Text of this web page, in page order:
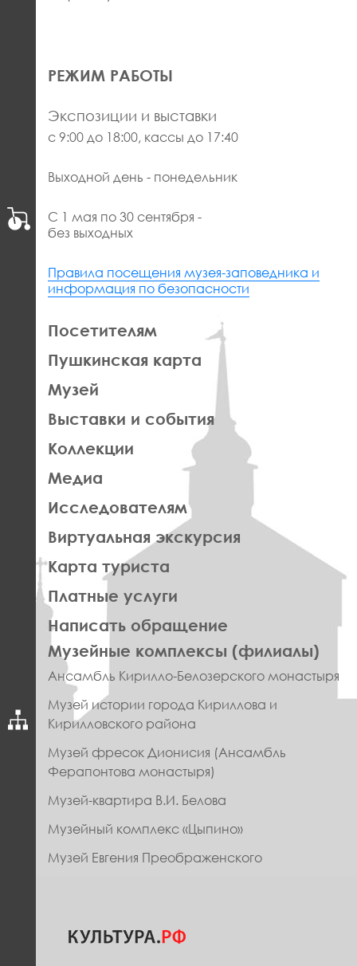
РЕЖИМ РАБОТЫ
Экспозиции и выставки
с 9:00 до 18:00, кассы до 17:40
Выходной день - понедельник
С 1 мая по 30 сентября -
без выходных
Правила посещения музея-заповедника и
информация по безопасности
ЛЕВАЯ
ЧАСТЬ
ФУТЕР
Посетителям
Пушкинская карта
Музей
Выставки и события
Коллекции
Медиа
Исследователям
Виртуальная экскурсия
Карта туриста
Платные услуги
Написать обращение
ПРАВОЕ
МЕНЮ
ФУТЕР
Музейные комплексы (филиалы)
Ансамбль Кирилло-Белозерского монастыря
Музей истории города Кириллова и
Кирилловского района
Музей фресок Дионисия (Ансамбль
Ферапонтова монастыря)
Музей-квартира В.И. Белова
Музейный комплекс «Цыпино»
Музей Евгения Преображенского